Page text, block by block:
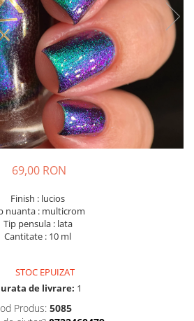
69,00 RON
Finish : lucios
nuanta : multicrom
Tip pensula : lata
Cantitate : 10 ml
STOC EPUIZAT
de livrare: 1
Produs: 5085